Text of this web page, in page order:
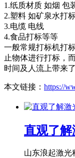
1.纸质材质 如烟 包
2.塑料 如矿泉水打
3.电缆 电线
4.食品打标等等
一般常规打标机打
止物体进行打标，
时间及人流上带来
本文链接： https://
直观了
山东浪起激光